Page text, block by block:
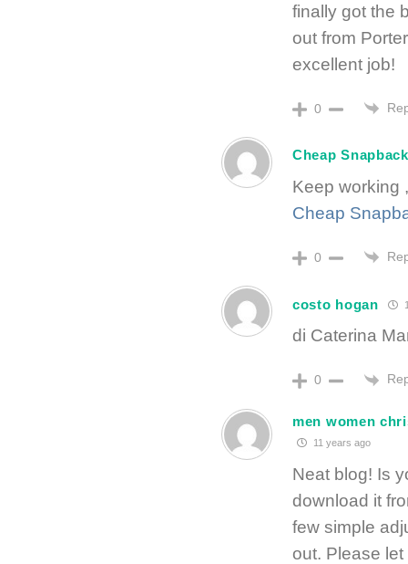
finally got the
out from
excellent job!
0
Cheap
Keep working
Cheap
0
costo hogan
di Caterina
0
men women
11 years ago
Neat blog! Is
download it
few simple
out. Please